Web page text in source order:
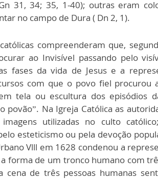
31, 34; 35, 1-40); outras eram
no campo de Dura ( Dn 2, 1).
compreenderam que,
ao Invisível passando pelo
fases da vida de Jesus e a
com que o povo fiel procurou
tela ou escultura dos episódios
povão”. Na Igreja Católica as
utilizadas no culto
esteticismo ou pela devoção
Vlll em 1628 condenou a
forma de um tronco humano com
cena de três pessoas humanas